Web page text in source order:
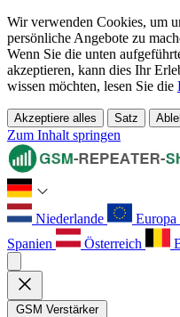
Wir verwenden Cookies, um
persönliche Angebote zu
Wenn Sie die unten
akzeptieren, kann dies Ihr
wissen möchten, lesen Sie die
Akzeptiere alles Satz
Zum Inhalt springen
Niederlande Europa
Spanien
Österreich
GSM Verstärker